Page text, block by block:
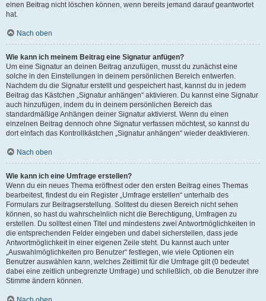
einen Beitrag nicht löschen können, wenn bereits jemand darauf geantwortet
hat.
Nach oben
Wie kann ich meinem Beitrag eine Signatur anfügen?
Um eine Signatur an deinen Beitrag anzufügen, musst du zunächst eine
solche in den Einstellungen in deinem persönlichen Bereich entwerfen.
Nachdem du die Signatur erstellt und gespeichert hast, kannst du in jedem
Beitrag das Kästchen „Signatur anhängen“ aktivieren. Du kannst eine Signatur
auch hinzufügen, indem du in deinem persönlichen Bereich das
standardmäßige Anhängen deiner Signatur aktivierst. Wenn du einen
einzelnen Beitrag dennoch ohne Signatur verfassen möchtest, so kannst du
dort einfach das Kontrollkästchen „Signatur anhängen“ wieder deaktivieren.
Nach oben
Wie kann ich eine Umfrage erstellen?
Wenn du ein neues Thema eröffnest oder den ersten Beitrag eines Themas
bearbeitest, findest du ein Register „Umfrage erstellen“ unterhalb des
Formulars zur Beitragserstellung. Solltest du diesen Bereich nicht sehen
können, so hast du wahrscheinlich nicht die Berechtigung, Umfragen zu
erstellen. Du solltest einen Titel und mindestens zwei Antwortmöglichkeiten in
die entsprechenden Felder eingeben und dabei sicherstellen, dass jede
Antwortmöglichkeit in einer eigenen Zeile steht. Du kannst auch unter
„Auswahlmöglichkeiten pro Benutzer“ festlegen, wie viele Optionen ein
Benutzer auswählen kann, welches Zeitlimit für die Umfrage gilt (0 bedeutet
dabei eine zeitlich unbegrenzte Umfrage) und schließlich, ob die Benutzer ihre
Stimme ändern können.